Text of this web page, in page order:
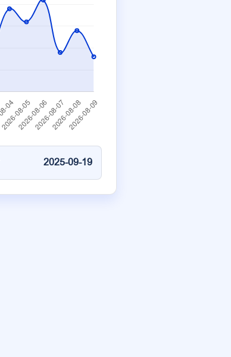
2025-09-19